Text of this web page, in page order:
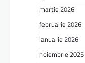
martie 2026
februarie 2026
ianuarie 2026
noiembrie 2025